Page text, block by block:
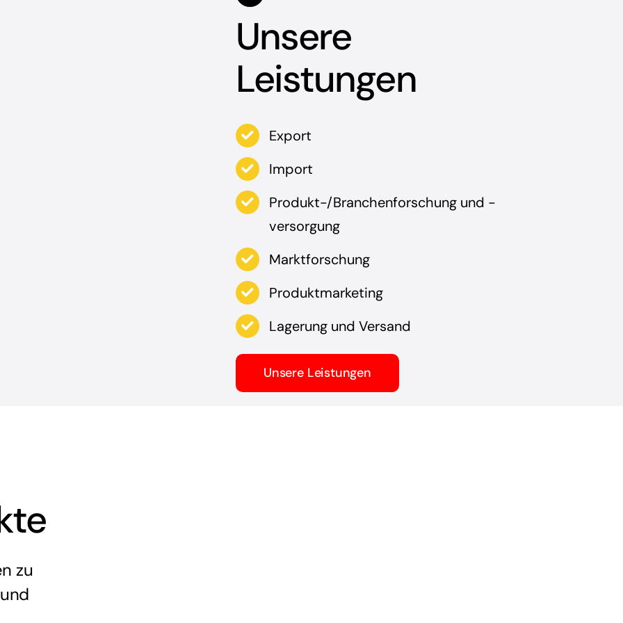
Unsere
Leistungen
Export
Import
Produkt-/Branchenforschung und -
versorgung
Marktforschung
Produktmarketing
Lagerung und Versand
Unsere Leistungen
zu